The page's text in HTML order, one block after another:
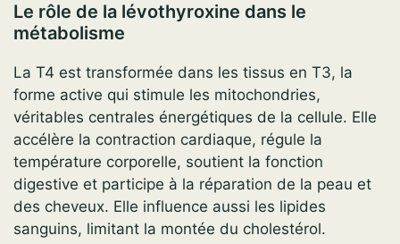
Le rôle de la lévothyroxine dans le
métabolisme
La T4 est transformée dans les tissus en T3, la
forme active qui stimule les mitochondries,
véritables centrales énergétiques de la cellule. Elle
accélère la contraction cardiaque, régule la
température corporelle, soutient la fonction
digestive et participe à la réparation de la peau et
des cheveux. Elle influence aussi les lipides
sanguins, limitant la montée du cholestérol.